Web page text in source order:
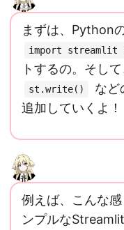
まずは、Python
import streamlit
トするの。そして
st.write()
など
追加していくよ！
例えば、こんな
ンプルな